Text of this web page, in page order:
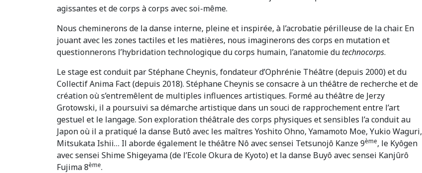
agissantes et de corps à corps avec soi-même.
Nous cheminerons de la danse interne, pleine et inspirée, à l’acrobatie périlleuse de la chair. En
jouant avec les zones tactiles et les matières, nous imaginerons des corps en mutation et
questionnerons l’hybridation technologique du corps humain, l’anatomie dutechnocorps.
Le stage est conduit par Stéphane Cheynis, fondateur d’Ophrénie Théâtre (depuis 2000) et du
Collectif Anima Fact (depuis 2018). Stéphane Cheynis se consacre à un théâtre de recherche et de
création où s’entremêlent de multiples influences artistiques. Formé au théâtre de Jerzy
Grotowski, il a poursuivi sa démarche artistique dans un souci de rapprochement entre l’art
gestuel et le langage. Son exploration théâtrale des corps physiques et sensibles l’a conduit au
Japon où il a pratiqué la danse Butô avec les maîtres Yoshito Ohno, Yamamoto Moe, Yukio Waguri,
Mitsukata Ishii… Il aborde également le théâtre Nô avec sensei Tetsunojô Kanze 9ème, le Kyôgen
avec sensei Shime Shigeyama (de l’Ecole Okura de Kyoto) et la danse Buyô avec sensei Kanjûrô
Fujima 8ème.